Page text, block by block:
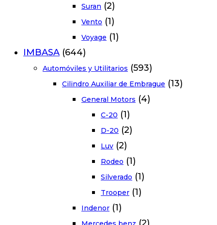
Suran (2)
Vento (1)
Voyage (1)
IMBASA (644)
Automóviles y Utilitarios (593)
Cilindro Auxiliar de Embrague (13)
General Motors (4)
C-20 (1)
D-20 (2)
Luv (2)
Rodeo (1)
Silverado (1)
Trooper (1)
Indenor (1)